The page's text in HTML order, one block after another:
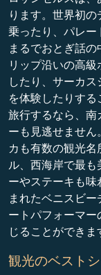
ります。世界初
乗ったり、パレー
まるでおとぎ話
リップ沿いの高
したり、サーカ
を体験したりす
旅行するなら、南
ーも見逃せませ
カも有数の観光
ル、西海岸で最
ーやステーキも
まれたベニスビ
ートパフォーマ
じることができま
観光のベスト